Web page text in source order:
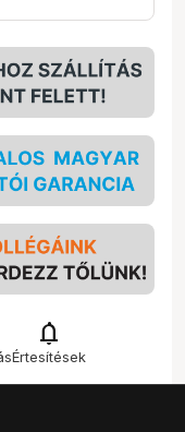
notifications
Értesítések